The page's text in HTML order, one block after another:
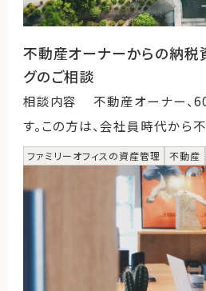
不動産オーナーからの納税
グのご相談
相談内容 不動産オーナー、
す。この方は、会社員時代から
ファミリーオフィスの資産管理 不動産